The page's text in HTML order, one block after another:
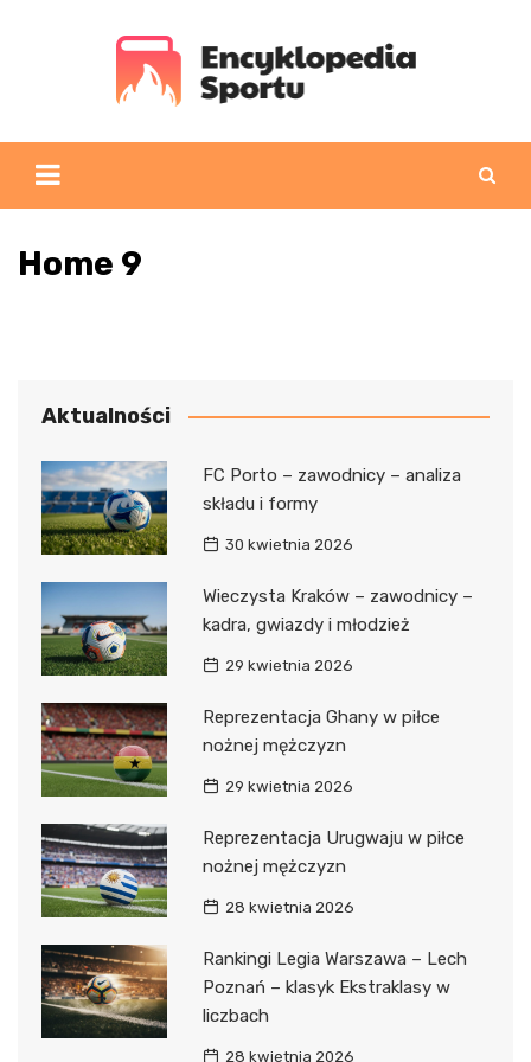
Home 9
Aktualności
FC Porto – zawodnicy – analiza
składu i formy
30 kwietnia 2026
Wieczysta Kraków – zawodnicy –
kadra, gwiazdy i młodzież
29 kwietnia 2026
Reprezentacja Ghany w piłce
nożnej mężczyzn
29 kwietnia 2026
Reprezentacja Urugwaju w piłce
nożnej mężczyzn
28 kwietnia 2026
Rankingi Legia Warszawa – Lech
Poznań – klasyk Ekstraklasy w
liczbach
28 kwietnia 2026